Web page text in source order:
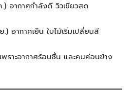
อากาศกำลังดี วิวเขียวสด
อากาศเย็น ใบไม้เริ่มเปลี่ยนสี
เพราะอากาศร้อนชื้น และคนค่อนข้าง